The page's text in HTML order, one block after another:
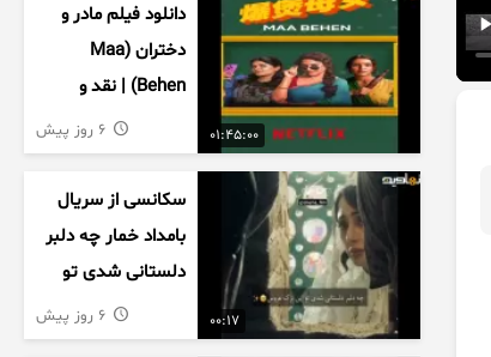
01:45:00
دانلود فیلم مادر و
دختران (Maa
Behen) | نقد و
بررسی درام خانوادگی
هندی
00:17
سکانسی از سریال
بامداد خمار چه دلبر
دلستانی شدی تو
این بزک عروس..